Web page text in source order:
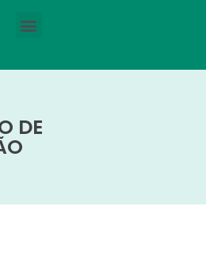
DE